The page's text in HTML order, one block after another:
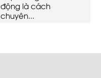
động là cách
chuyên...